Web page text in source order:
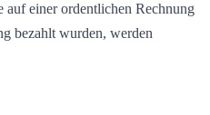
auf einer ordentlichen Rechnung
bezahlt wurden, werden